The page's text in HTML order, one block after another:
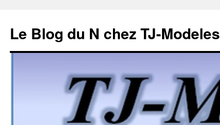
Le Blog du N chez TJ-Modeles